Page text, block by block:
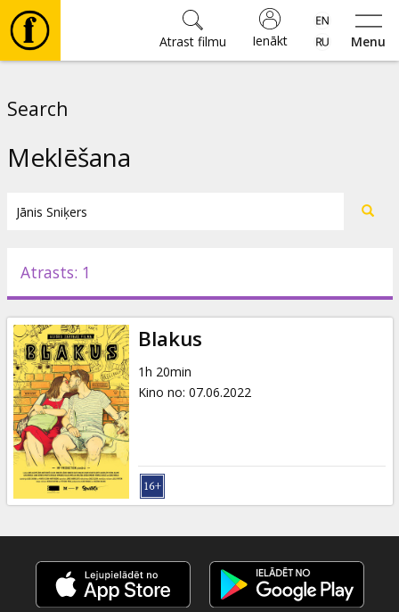
Menu
Ienākt
Atrast filmu
Pasākumi
Ziņas
Dāvanu
kartes
Uzkodas
B2B
Kino
Search
Meklēšana
Atrasts: 1
Blakus
1h 20min
Kino no: 07.06.2022